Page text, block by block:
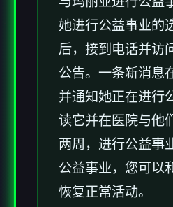
她进行公益事业的
后，接到电话并访
公告。一条新消息
并通知她正在进行
读它并在医院与他
两周，进行公益事
公益事业，您可以
恢复正常活动。